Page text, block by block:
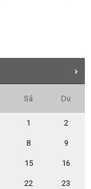
Sâ Du
1 2
8 9
15 16
22 23